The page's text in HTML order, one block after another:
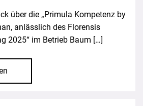
über die „Primula Kompetenz by
anlässlich des Florensis
2025“ im Betrieb Baum […]